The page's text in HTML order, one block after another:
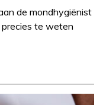
de mondhygiënist
te weten